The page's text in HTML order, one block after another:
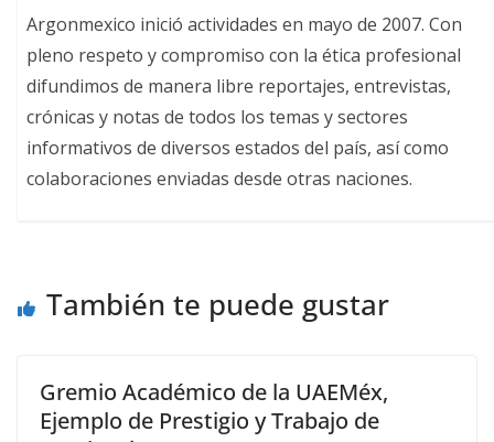
Argonmexico inició actividades en mayo de 2007. Con
pleno respeto y compromiso con la ética profesional
difundimos de manera libre reportajes, entrevistas,
crónicas y notas de todos los temas y sectores
informativos de diversos estados del país, así como
colaboraciones enviadas desde otras naciones.
También te puede gustar
Gremio Académico de la UAEMéx,
Ejemplo de Prestigio y Trabajo de